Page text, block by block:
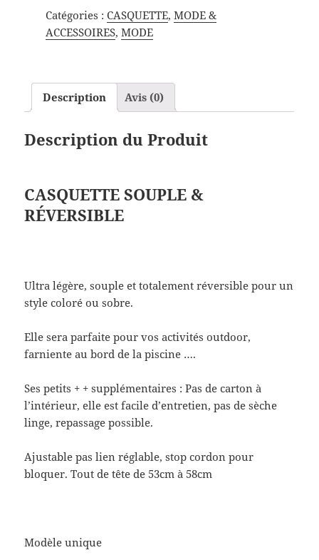
Catégories : CASQUETTE, MODE &
ACCESSOIRES, MODE
Description Avis (0)
Description du Produit
CASQUETTE SOUPLE &
RÉVERSIBLE
Ultra légère, souple et totalement réversible pour un
style coloré ou sobre.
Elle sera parfaite pour vos activités outdoor,
farniente au bord de la piscine ….
Ses petits + + supplémentaires : Pas de carton à
l’intérieur, elle est facile d’entretien, pas de sèche
linge, repassage possible.
Ajustable pas lien réglable, stop cordon pour
bloquer. Tout de tête de 53cm à 58cm
Modèle unique